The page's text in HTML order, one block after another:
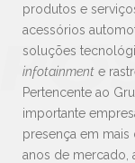
produtos e
acessórios
soluções
infotainment e
Pertencente ao
importante
presença em mais
anos de mercado,